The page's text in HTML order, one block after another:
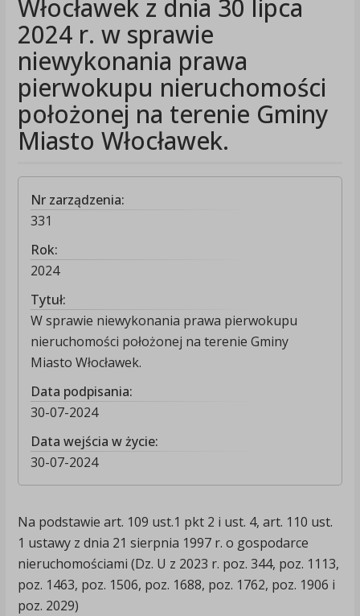
Włocławek z dnia 30 lipca
2024 r. w sprawie
niewykonania prawa
pierwokupu nieruchomości
położonej na terenie Gminy
Miasto Włocławek.
Nr zarządzenia:
331
Rok:
2024
Tytuł:
W sprawie niewykonania prawa pierwokupu
nieruchomości położonej na terenie Gminy
Miasto Włocławek.
Data podpisania:
30-07-2024
Data wejścia w życie:
30-07-2024
Na podstawie art. 109 ust.1 pkt 2 i ust. 4, art. 110 ust.
1 ustawy z dnia 21 sierpnia 1997 r. o gospodarce
nieruchomościami (Dz. U z 2023 r. poz. 344, poz. 1113,
poz. 1463, poz. 1506, poz. 1688, poz. 1762, poz. 1906 i
poz. 2029)